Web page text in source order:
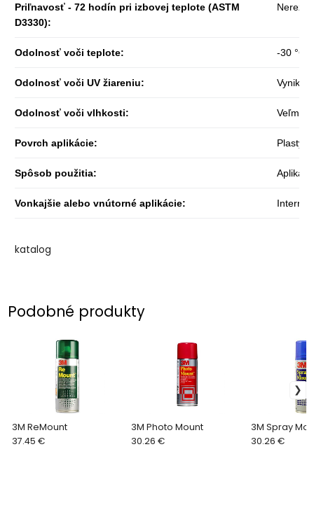
Priľnavosť - 72 hodín pri izbovej teplote (ASTM
D3330):
Odolnosť voči teplote: -30 °C
Odolnosť voči UV žiareniu:
Odolnosť voči vlhkosti: Veľmi
Povrch aplikácie: Plasty
Spôsob použitia:
Vonkajšie alebo vnútorné aplikácie: Interné
katalog
Podobné produkty
3M ReMount
37.45 €
3M Photo Mount
30.26 €
3M Spray
30.26 €